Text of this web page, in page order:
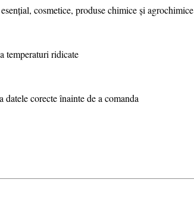
cosmetice, produse chimice și agrochimice
temperaturi ridicate
corecte înainte de a comanda